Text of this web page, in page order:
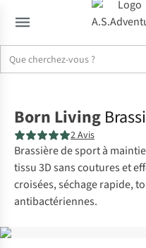
Born Living
2 Avis
Brassière de sport à
tissu 3D sans coutures et
croisées, séchage rapide,
antibactériennes.